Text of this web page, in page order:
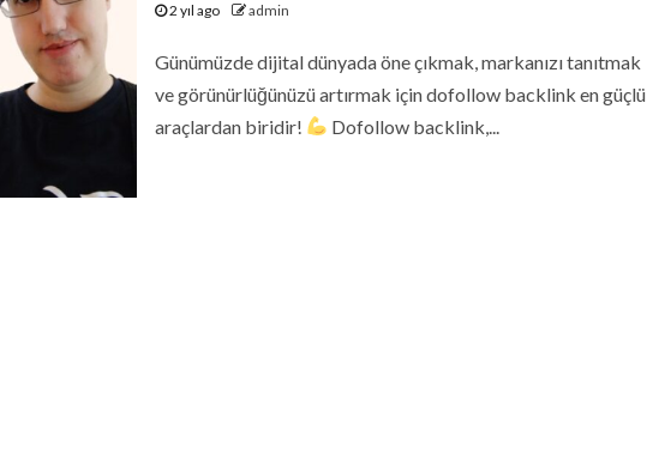
2 yıl ago admin
Günümüzde dijital dünyada öne çıkmak, markanızı tanıtmak
ve görünürlüğünüzü artırmak için dofollow backlink en güçlü
araçlardan biridir!
Dofollow backlink,...